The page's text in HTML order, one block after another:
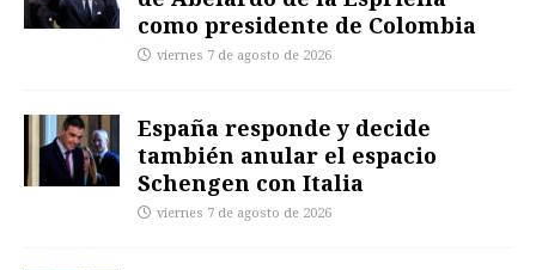
como presidente de Colombia
viernes 7 de agosto de 2026
España responde y decide
también anular el espacio
Schengen con Italia
viernes 7 de agosto de 2026